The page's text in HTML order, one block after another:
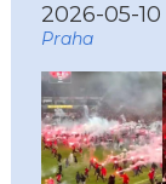
2026-05-10
Praha